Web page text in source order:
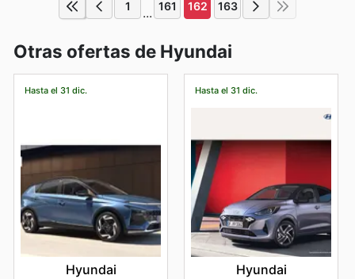
1 ... 161 162 163
Otras ofertas de Hyundai
Hasta el 31 dic.
Hyundai
Hasta el 31 dic.
Hyundai